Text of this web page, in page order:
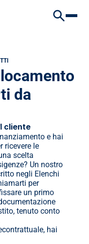
da
cliente
e hai
ricevere le
scelta
Un nostro
negli Elenchi
per
un primo
tenuto conto
hai